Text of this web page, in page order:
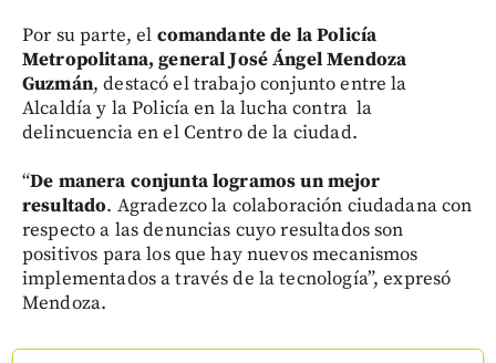
Por su parte, el comandante de la Policía
Metropolitana, general José Ángel Mendoza
Guzmán, destacó el trabajo conjunto entre la
Alcaldía y la Policía en la lucha contra la
delincuencia en el Centro de la ciudad.
“De manera conjunta logramos un mejor
resultado. Agradezco la colaboración ciudadana con
respecto a las denuncias cuyo resultados son
positivos para los que hay nuevos mecanismos
implementados a través de la tecnología”, expresó
Mendoza.